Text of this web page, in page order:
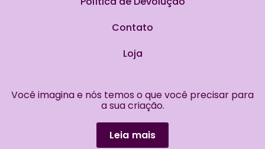
Contato
Loja
Você imagina e nós temos o que você precisar para
a sua criação.
Leia mais